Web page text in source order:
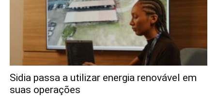
Sidia passa a utilizar energia renovável em
suas operações